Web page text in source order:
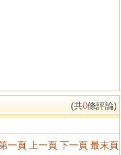
，延續了前作的風格，
有更多的客戶故事和批命
更不可錯過第七單元的
師精心為讀者準備的佛心
令您拍案叫絕！
正體會什麼叫物超所
例，早已超越了2,000美元
錢，即可全部擁有，我只
，您可能會後悔莫及，因
分之百相信我的產品，我
那些曾經學了十幾二十
(共0條評論)
一頁 上一頁 下一頁 最末頁